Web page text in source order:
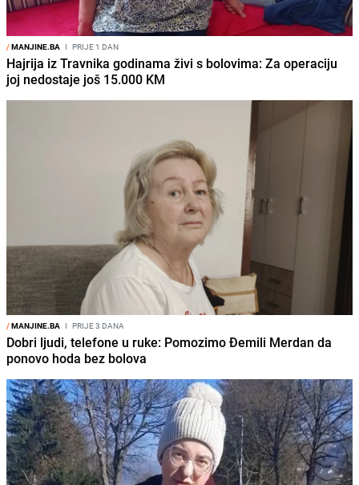
/MANJINE.BA I PRIJE 1 DAN
Hajrija iz Travnika godinama živi s bolovima: Za operaciju
joj nedostaje još 15.000 KM
/MANJINE.BA I PRIJE 3 DANA
Dobri ljudi, telefone u ruke: Pomozimo Đemili Merdan da
ponovo hoda bez bolova